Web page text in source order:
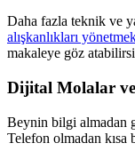
Daha fazla teknik ve
alışkanlıkları
makaleye göz
Dijital Molalar
Beynin bilgi almadan
Telefon olmadan kısa